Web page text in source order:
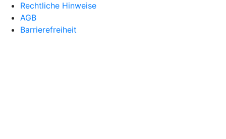
Rechtliche Hinweise
AGB
Barrierefreiheit